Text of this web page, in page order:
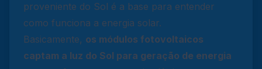
proveniente do Sol é a base para entender
como funciona a energia solar.
Basicamente, os módulos fotovoltaicos
captam a luz do Sol para geração de energia